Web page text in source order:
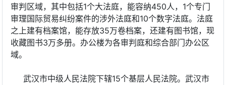
审判区域，其中包括1个大法庭，能容纳450人，1个专门
审理国际贸易纠纷案件的涉外法庭和10个数字法庭。法庭
之上建有档案馆，能存放35万卷档案，还建有图书馆，现
收藏图书3万多册。办公楼为各审判庭和综合部门办公区
域。
武汉市中级人民法院下辖15个基层人民法院。武汉市